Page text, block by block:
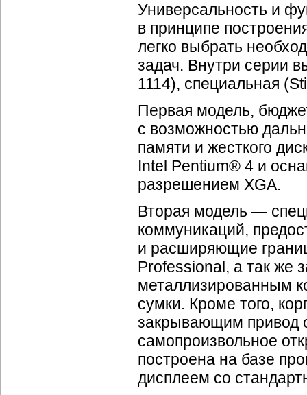
Универсальность и
в принципе
легко выбрать
задач. Внутри серии
1114), специальная
Первая модель,
с возможностью
памяти и жесткого
Intel Pentium® 4 и
разрешением XGA.
Вторая модель —
коммуникаций,
и расширяющие
Professional, а так же
металлизированным
сумки. Кроме того,
закрывающим привод
самопроизвольное
построена на базе
дисплеем со